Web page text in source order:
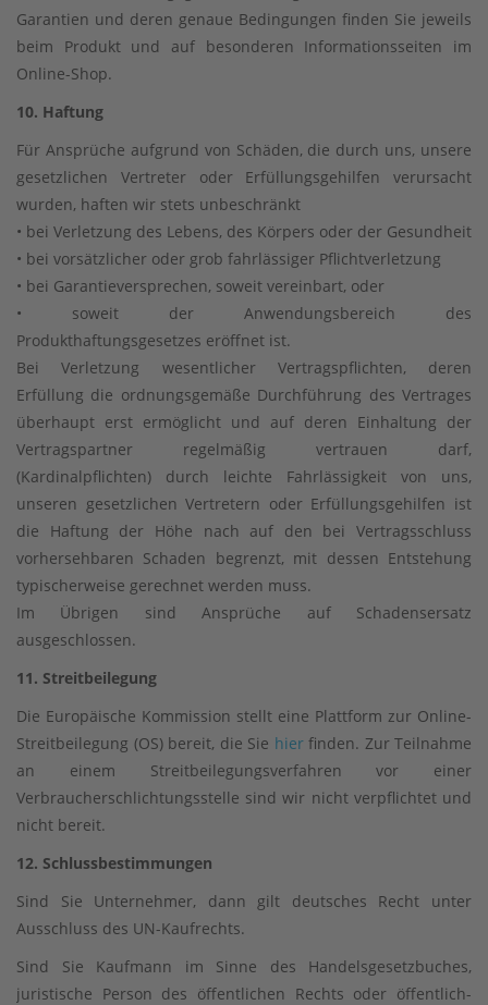
Garantien und deren genaue Bedingungen finden Sie jeweils
beim Produkt und auf besonderen Informationsseiten im
Online-Shop.
10. Haftung
Für Ansprüche aufgrund von Schäden, die durch uns, unsere
gesetzlichen Vertreter oder Erfüllungsgehilfen verursacht
wurden, haften wir stets unbeschränkt
• bei Verletzung des Lebens, des Körpers oder der Gesundheit
• bei vorsätzlicher oder grob fahrlässiger Pflichtverletzung
• bei Garantieversprechen, soweit vereinbart, oder
• soweit der Anwendungsbereich des
Produkthaftungsgesetzes eröffnet ist.
Bei Verletzung wesentlicher Vertragspflichten, deren
Erfüllung die ordnungsgemäße Durchführung des Vertrages
überhaupt erst ermöglicht und auf deren Einhaltung der
Vertragspartner regelmäßig vertrauen darf,
(Kardinalpflichten) durch leichte Fahrlässigkeit von uns,
unseren gesetzlichen Vertretern oder Erfüllungsgehilfen ist
die Haftung der Höhe nach auf den bei Vertragsschluss
vorhersehbaren Schaden begrenzt, mit dessen Entstehung
typischerweise gerechnet werden muss.
Im Übrigen sind Ansprüche auf Schadensersatz
ausgeschlossen.
11. Streitbeilegung
Die Europäische Kommission stellt eine Plattform zur Online-
Streitbeilegung (OS) bereit, die Sie hierfinden. Zur Teilnahme
an einem Streitbeilegungsverfahren vor einer
Verbraucherschlichtungsstelle sind wir nicht verpflichtet und
nicht bereit.
12. Schlussbestimmungen
Sind Sie Unternehmer, dann gilt deutsches Recht unter
Ausschluss des UN-Kaufrechts.
Sind Sie Kaufmann im Sinne des Handelsgesetzbuches,
juristische Person des öffentlichen Rechts oder öffentlich-